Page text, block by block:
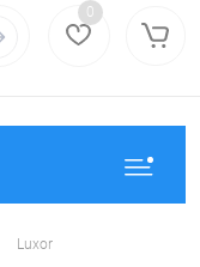
0
Luxor